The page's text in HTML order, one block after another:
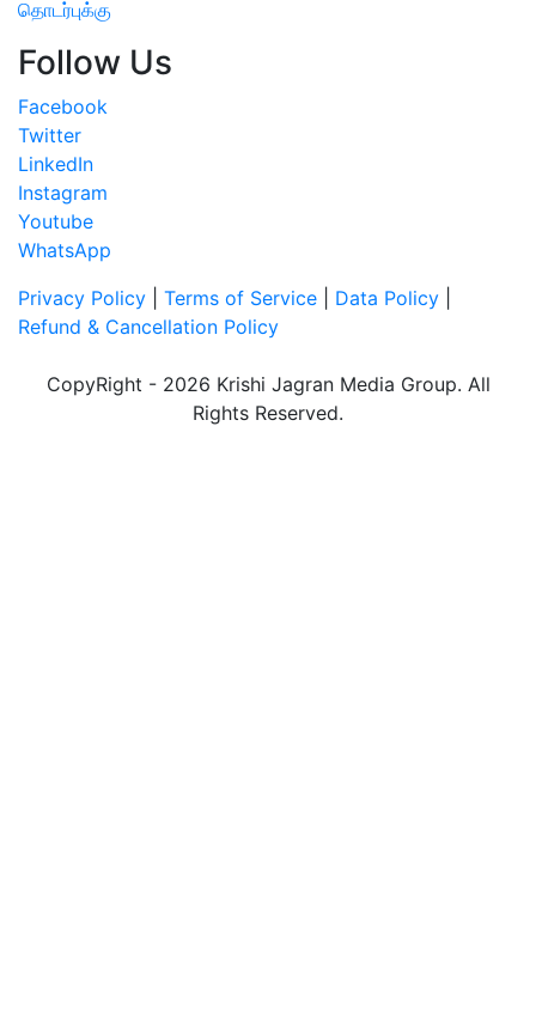
தொடர்புக்கு
Follow Us
Facebook
Twitter
LinkedIn
Instagram
Youtube
WhatsApp
Privacy Policy
Terms of Service Data Policy
Refund & Cancellation Policy
CopyRight - 2026 Krishi Jagran Media Group. All
Rights Reserved.